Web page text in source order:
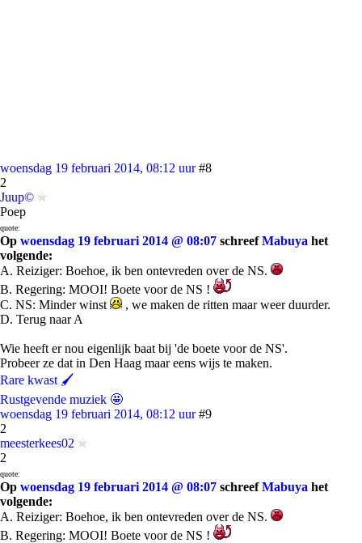
woensdag 19 februari 2014, 08:12 uur #8
2
Juup©
Poep
quote:
Op woensdag 19 februari 2014 @ 08:07 schreefMabuya het
volgende:
A. Reiziger: Boehoe, ik ben ontevreden over de NS.
B. Regering: MOOI! Boete voor de NS !
C. NS: Minder winst
, we maken de ritten maar weer duurder.
D. Terug naar A
Wie heeft er nou eigenlijk baat bij 'de boete voor de NS'.
Probeer ze dat in Den Haag maar eens wijs te maken.
Rare kwast 🖌
Rustgevende muziek 🤩
woensdag 19 februari 2014, 08:12 uur #9
2
meesterkees02
2
quote:
Op woensdag 19 februari 2014 @ 08:07 schreefMabuya het
volgende:
A. Reiziger: Boehoe, ik ben ontevreden over de NS.
B. Regering: MOOI! Boete voor de NS !